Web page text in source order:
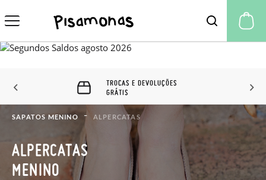
TROCAS E DEVOLUÇÕES
GRÁTIS
SAPATOS MENINO ALPERCATAS
ALPERCATAS
MENINO